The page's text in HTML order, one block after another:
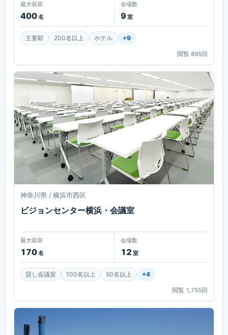
最大収容
400名
会場数
9室
主要駅 200名以上 ホテル +9
閲覧 895回
神奈川県 / 横浜市西区
ビジョンセンター横浜・会議室
最大収容
170名
会場数
12 室
貸し会議室 100名以上 50名以上 +4
閲覧 1,755回